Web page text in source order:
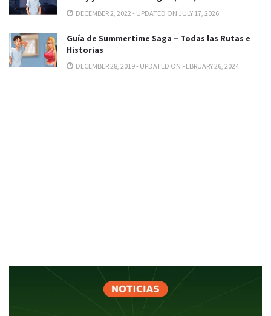
DECEMBER 2, 2022 - UPDATED ON JULY 17, 2026
Guía de Summertime Saga – Todas las Rutas e
Historias
DECEMBER 28, 2019 - UPDATED ON FEBRUARY 26, 2024